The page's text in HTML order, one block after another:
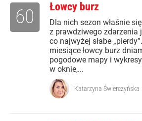
Łowcy burz
Dla nich sezon właśnie
z prawdziwego zdarzenia
co najwyżej słabe
miesiące łowcy burz
pogodowe mapy i
w oknie,...
60
Katarzyna Świerczyńska